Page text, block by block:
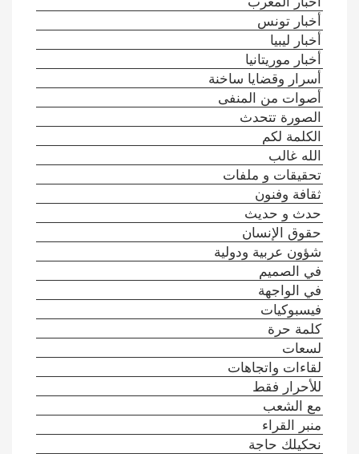
أخبار تونس
أخبار ليبيا
أخبار موريتانيا
أسرار وقضايا ساخنة
أصوات من المنفى
الصورة تتحدث
الكلمة لكم
الله غالب
تحقيقات و ملفات
ثقافة وفنون
حدث و حديث
حقوق الإنسان
شؤون عربية ودولية
في الصميم
في الواجهة
فيسبوكيات
كلمة حرة
لسعات
لقاءات واتجاهات
للأحرار فقط
مع الشعب
منبر القراء
نحكيلك حاجة